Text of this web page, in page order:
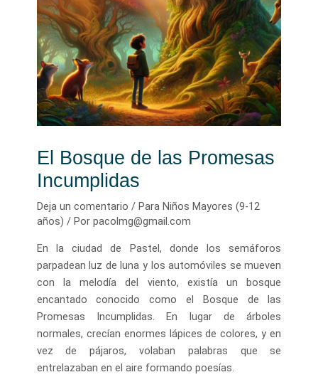
El Bosque de las Promesas
Incumplidas
Deja un comentario / Para Niños Mayores (9-12
años) / Por pacolmg@gmail.com
En la ciudad de Pastel, donde los semáforos
parpadean luz de luna y los automóviles se mueven
con la melodía del viento, existía un bosque
encantado conocido como el Bosque de las
Promesas Incumplidas. En lugar de árboles
normales, crecían enormes lápices de colores, y en
vez de pájaros, volaban palabras que se
entrelazaban en el aire formando poesías.